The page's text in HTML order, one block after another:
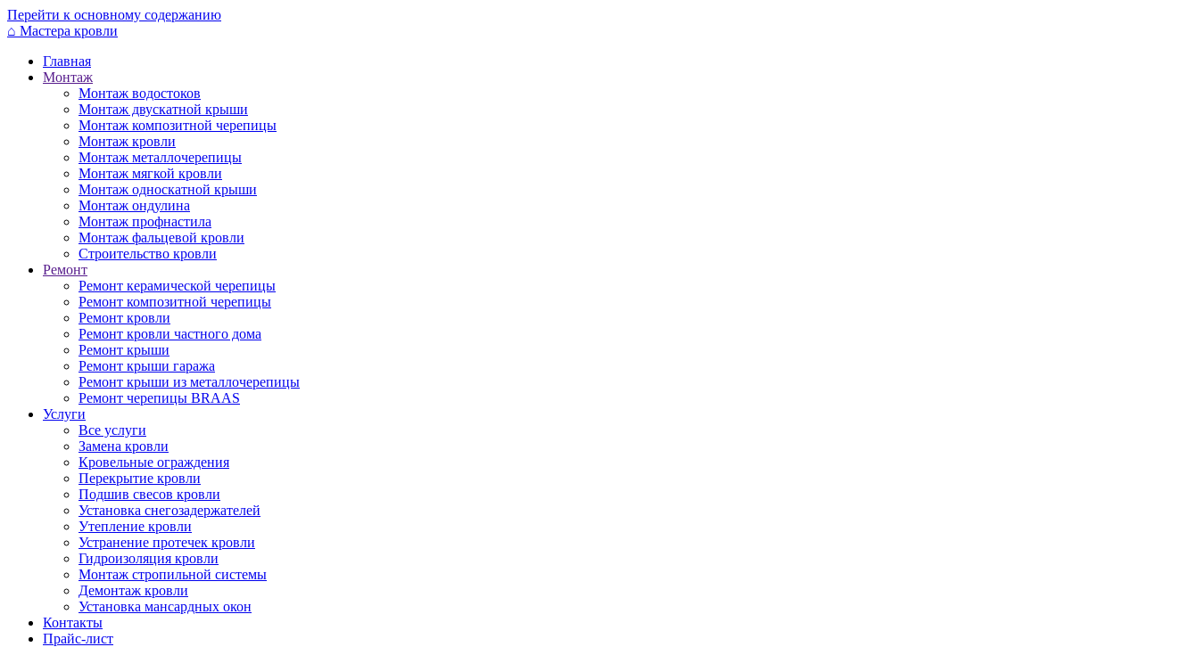
Перейти к основному содержанию
⌂ Мастера кровли
Главная
Монтаж
Монтаж водостоков
Монтаж двускатной крыши
Монтаж композитной черепицы
Монтаж кровли
Монтаж металлочерепицы
Монтаж мягкой кровли
Монтаж односкатной крыши
Монтаж ондулина
Монтаж профнастила
Монтаж фальцевой кровли
Строительство кровли
Ремонт
Ремонт керамической черепицы
Ремонт композитной черепицы
Ремонт кровли
Ремонт кровли частного дома
Ремонт крыши
Ремонт крыши гаража
Ремонт крыши из металлочерепицы
Ремонт черепицы BRAAS
Услуги
Все услуги
Замена кровли
Кровельные ограждения
Перекрытие кровли
Подшив свесов кровли
Установка снегозадержателей
Утепление кровли
Устранение протечек кровли
Гидроизоляция кровли
Монтаж стропильной системы
Демонтаж кровли
Установка мансардных окон
Контакты
Прайс-лист